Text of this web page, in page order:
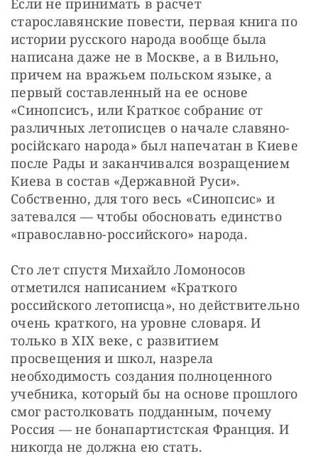
старославянские повести, первая книга по
истории русского народа вообще была
написана даже не в Москве, а в Вильно,
причем на вражьем польском языке, а
первый составленный на ее основе
«Синопсисъ, или Краткоє собраниє от
различных летописцев о начале славяно-
російскаго народа» был напечатан в Киеве
после Рады и заканчивался возращением
Киева в состав «Державной Руси».
Собственно, для того весь «Синопсис» и
затевался — чтобы обосновать единство
«православно-российского» народа.
Сто лет спустя Михайло Ломоносов
отметился написанием «Краткого
российского летописца», но действительно
очень краткого, на уровне словаря. И
только в XIX веке, с развитием
просвещения и школ, назрела
необходимость создания полноценного
учебника, который бы на основе прошлого
смог растолковать подданным, почему
Россия — не бонапартистская Франция. И
никогда не должна ею стать.